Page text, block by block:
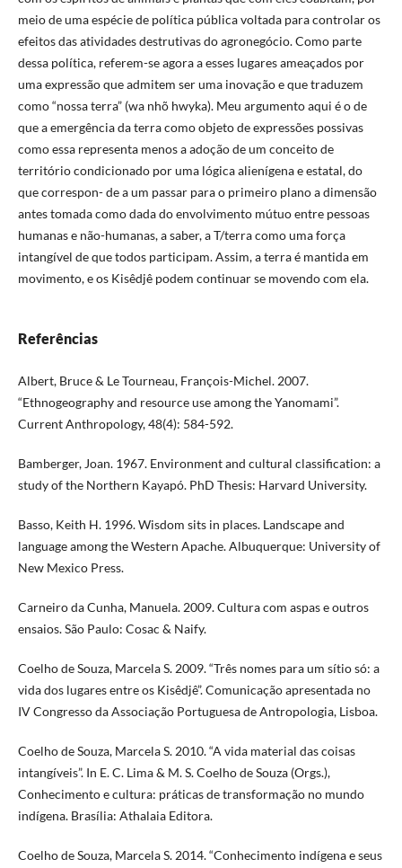
meio de uma espécie de política pública voltada para controlar os
efeitos das atividades destrutivas do agronegócio. Como parte
dessa política, referem-se agora a esses lugares ameaçados por
uma expressão que admitem ser uma inovação e que traduzem
como “nossa terra” (wa nhõ hwyka). Meu argumento aqui é o de
que a emergência da terra como objeto de expressões possivas
como essa representa menos a adoção de um conceito de
território condicionado por uma lógica alienígena e estatal, do
que correspon- de a um passar para o primeiro plano a dimensão
antes tomada como dada do envolvimento mútuo entre pessoas
humanas e não-humanas, a saber, a T/terra como uma força
intangível de que todos participam. Assim, a terra é mantida em
movimento, e os Kisêdjê podem continuar se movendo com ela.
Referências
Albert, Bruce & Le Tourneau, François-Michel. 2007.
“Ethnogeography and resource use among the Yanomami”.
Current Anthropology, 48(4): 584-592.
Bamberger, Joan. 1967. Environment and cultural classification: a
study of the Northern Kayapó. PhD Thesis: Harvard University.
Basso, Keith H. 1996. Wisdom sits in places. Landscape and
language among the Western Apache. Albuquerque: University of
New Mexico Press.
Carneiro da Cunha, Manuela. 2009. Cultura com aspas e outros
ensaios. São Paulo: Cosac & Naify.
Coelho de Souza, Marcela S. 2009. “Três nomes para um sítio só: a
vida dos lugares entre os Kisêdjê”. Comunicação apresentada no
IV Congresso da Associação Portuguesa de Antropologia, Lisboa.
Coelho de Souza, Marcela S. 2010. “A vida material das coisas
intangíveis”. In E. C. Lima & M. S. Coelho de Souza (Orgs.),
Conhecimento e cultura: práticas de transformação no mundo
indígena. Brasília: Athalaia Editora.
Coelho de Souza, Marcela S. 2014. “Conhecimento indígena e seus